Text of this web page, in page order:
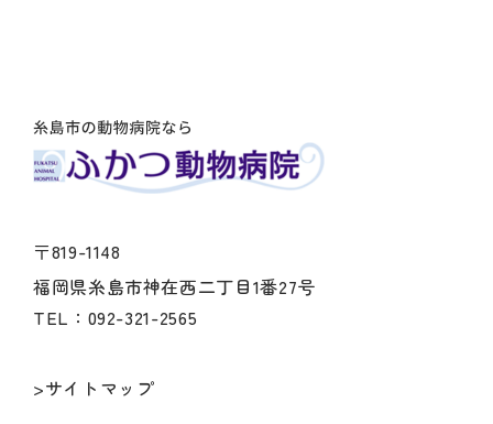
〒819-1148
福岡県糸島市神在西二丁目1番27号
TEL：092-321-2565
>サイトマップ